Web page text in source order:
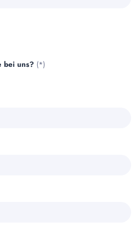
bei uns? (*)